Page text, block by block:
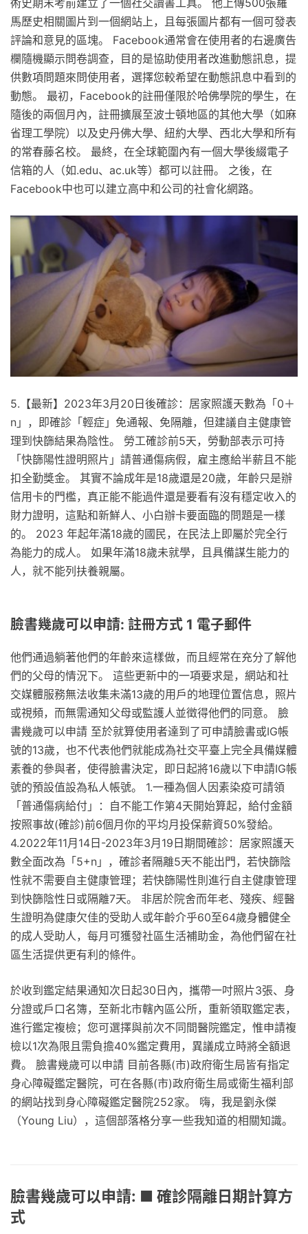
馬歷史相關圖片到一個網站上，且每張圖片都有一個可發表
評論和意見的區塊。 Facebook通常會在使用者的右邊廣告
欄隨機顯示問卷調查，目的是協助使用者改進動態訊息，提
供數項問題來問使用者，選擇您較希望在動態訊息中看到的
動態。 最初，Facebook的註冊僅限於哈佛學院的學生，在
隨後的兩個月內，註冊擴展至波士頓地區的其他大學（如麻
省理工學院）以及史丹佛大學、紐約大學、西北大學和所有
的常春藤名校。 最終，在全球範圍內有一個大學後綴電子
信箱的人（如.edu、ac.uk等）都可以註冊。 之後，在
Facebook中也可以建立高中和公司的社會化網路。
5.【最新】2023年3月20日後確診：居家照護天數為「0＋
n」，即確診「輕症」免通報、免隔離，但建議自主健康管
理到快篩結果為陰性。 勞工確診前5天，勞動部表示可持
「快篩陽性證明照片」請普通傷病假，雇主應給半薪且不能
扣全勤獎金。 其實不論成年是18歲還是20歲，年齡只是辦
信用卡的門檻，真正能不能過件還是要看有沒有穩定收入的
財力證明，這點和新鮮人、小白辦卡要面臨的問題是一樣
的。 2023 年起年滿18歲的國民，在民法上即屬於完全行
為能力的成人。 如果年滿18歲未就學，且具備謀生能力的
人，就不能列扶養親屬。
臉書幾歲可以申請: 註冊方式 1 電子郵件
他們通過躺著他們的年齡來這樣做，而且經常在充分了解他
們的父母的情況下。 這些更新中的一項要求是，網站和社
交媒體服務無法收集未滿13歲的用戶的地理位置信息，照片
或視頻，而無需通知父母或監護人並徵得他們的同意。 臉
書幾歲可以申請 至於就算使用者達到了可申請臉書或IG帳
號的13歲，也不代表他們就能成為社交平臺上完全具備媒體
素養的參與者，使得臉書決定，即日起將16歲以下申請IG帳
號的預設值設為私人帳號。 1.一種為個人因素染疫可請領
「普通傷病給付」：自不能工作第4天開始算起，給付金額
按照事故(確診)前6個月你的平均月投保薪資50%發給。
4.2022年11月14日-2023年3月19日期間確診：居家照護天
數全面改為「5+n」，確診者隔離5天不能出門，若快篩陰
性就不需要自主健康管理；若快篩陽性則進行自主健康管理
到快篩陰性日或隔離7天。 非居於院舍而年老、殘疾、經醫
生證明為健康欠佳的受助人或年齡介乎60至64歲身體健全
的成人受助人，每月可獲發社區生活補助金，為他們留在社
區生活提供更有利的條件。
於收到鑑定結果通知次日起30日內，攜帶一吋照片3張、身
分證或戶口名簿，至新北市轄內區公所，重新領取鑑定表，
進行鑑定複檢；您可選擇與前次不同間醫院鑑定，惟申請複
檢以1次為限且需負擔40%鑑定費用，異議成立時將全額退
費。 臉書幾歲可以申請 目前各縣(市)政府衛生局皆有指定
身心障礙鑑定醫院，可在各縣(市)政府衛生局或衛生福利部
的網站找到身心障礙鑑定醫院252家。 嗨，我是劉永傑
（Young Liu），這個部落格分享一些我知道的相關知識。
臉書幾歲可以申請: ■ 確診隔離日期計算方
式